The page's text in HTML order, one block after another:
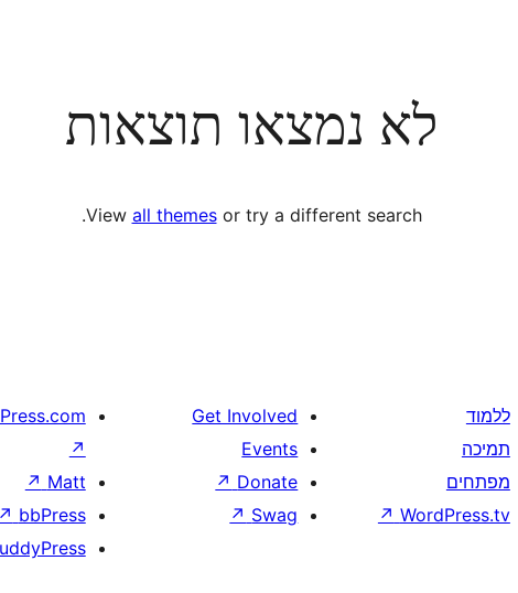
לא נמצאו תוצאות
View all themesor try a different search.
ללמוד
תמיכה
מפתחים
WordPress.tv
↗
Get Involved
Events
Donate
↗
Swag
↗
↗
Matt
↗
bbPress
↗